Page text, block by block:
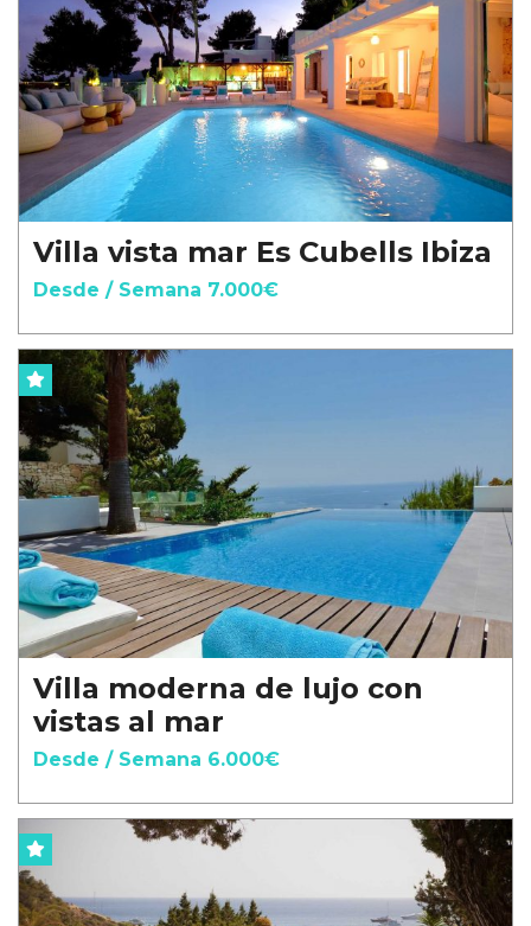
Villa vista mar Es Cubells Ibiza
Desde / Semana 7.000€
Villa moderna de lujo con
vistas al mar
Desde / Semana 6.000€